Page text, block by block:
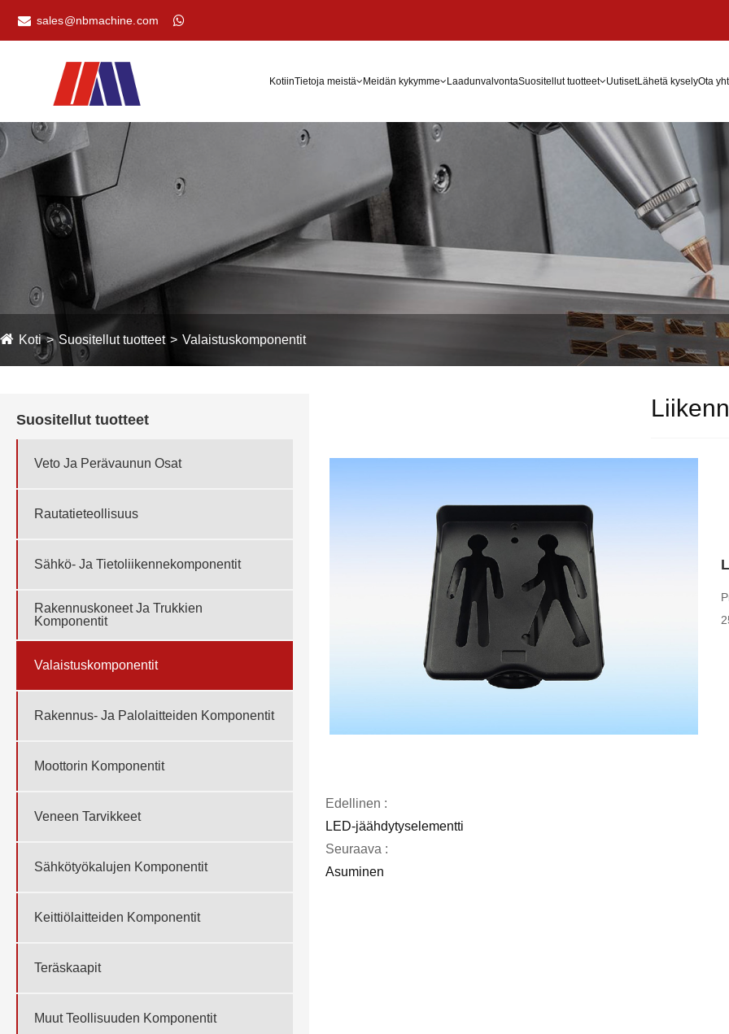
sales@nbmachine.com
KotiinTietoja meistä Meidän kykymme LaadunvalvontaSuositellut tuotteet UutisetLähetä kyselyOta
Koti Suositellut tuotteet Valaistuskomponentit
Suositellut tuotteet
Veto Ja Perävaunun Osat
Rautatieteollisuus
Sähkö- Ja Tietoliikennekomponentit
Rakennuskoneet Ja Trukkien
Komponentit
Valaistuskomponentit
Rakennus- Ja Palolaitteiden Komponentit
Moottorin Komponentit
Veneen Tarvikkeet
Sähkötyökalujen Komponentit
Keittiölaitteiden Komponentit
Teräskaapit
Muut Teollisuuden Komponentit
Edellinen :
LED-jäähdytyselementti
Seuraava :
Asuminen